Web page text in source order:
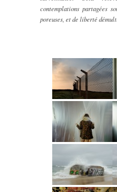
contemplations partagées
poreuses, et de liberté